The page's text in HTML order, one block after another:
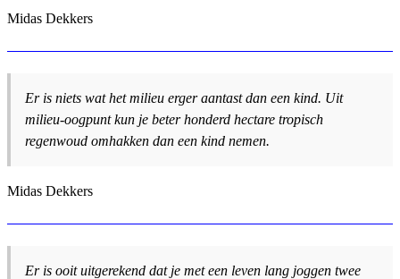
Midas Dekkers
Er is niets wat het milieu erger aantast dan een kind. Uit
milieu-oogpunt kun je beter honderd hectare tropisch
regenwoud omhakken dan een kind nemen.
Midas Dekkers
Er is ooit uitgerekend dat je met een leven lang joggen twee